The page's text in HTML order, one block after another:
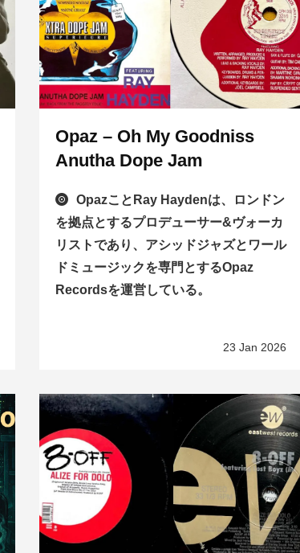
Opaz – Oh My Goodniss
Anutha Dope Jam
OpazことRay Haydenは、ロンドン
を拠点とするプロデューサー&ヴォーカ
リストであり、アシッドジャズとワール
ドミュージックを専門とするOpaz
Recordsを運営している。
23 Jan 2026